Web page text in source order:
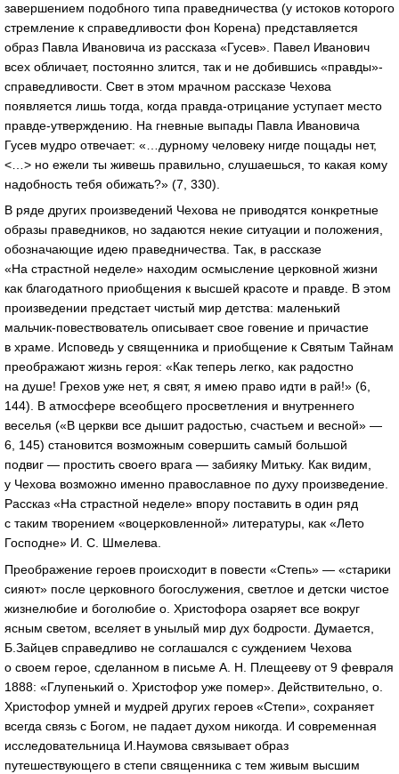
завершением подобного типа праведничества (у истоков которого
стремление к справедливости фон Корена) представляется
образ Павла Ивановича из рассказа «Гусев». Павел Иванович
всех обличает, постоянно злится, так и не добившись «правды»-
справедливости. Свет в этом мрачном рассказе Чехова
появляется лишь тогда, когда правда-отрицание уступает место
правде-утверждению. На гневные выпады Павла Ивановича
Гусев мудро отвечает: «…дурному человеку нигде пощады нет,
<…> но ежели ты живешь правильно, слушаешься, то какая кому
надобность тебя обижать?» (7, 330).
В ряде других произведений Чехова не приводятся конкретные
образы праведников, но задаются некие ситуации и положения,
обозначающие идею праведничества. Так, в рассказе
«На страстной неделе» находим осмысление церковной жизни
как благодатного приобщения к высшей красоте и правде. В этом
произведении предстает чистый мир детства: маленький
мальчик-повествователь описывает свое говение и причастие
в храме. Исповедь у священника и приобщение к Святым Тайнам
преображают жизнь героя: «Как теперь легко, как радостно
на душе! Грехов уже нет, я свят, я имею право идти в рай!» (6,
144). В атмосфере всеобщего просветления и внутреннего
веселья («В церкви все дышит радостью, счастьем и весной» —
6, 145) становится возможным совершить самый большой
подвиг — простить своего врага — забияку Митьку. Как видим,
у Чехова возможно именно православное по духу произведение.
Рассказ «На страстной неделе» впору поставить в один ряд
с таким творением «воцерковленной» литературы, как «Лето
Господне» И. С. Шмелева.
Преображение героев происходит в повести «Степь» — «старики
сияют» после церковного богослужения, светлое и детски чистое
жизнелюбие и боголюбие о. Христофора озаряет все вокруг
ясным светом, вселяет в унылый мир дух бодрости. Думается,
Б.Зайцев справедливо не соглашался с суждением Чехова
о своем герое, сделанном в письме А. Н. Плещееву от 9 февраля
1888: «Глупенький о. Христофор уже помер». Действительно, о.
Христофор умней и мудрей других героев «Степи», сохраняет
всегда связь с Богом, не падает духом никогда. И современная
исследовательница И.Наумова связывает образ
путешествующего в степи священника с тем живым высшим